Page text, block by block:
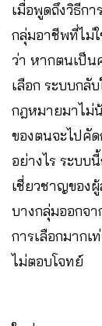
เมื่อพูดถึงวิธีกา
กลุ่มอาชีพที่ไม่
ว่า หากตนเป็น
เลือก ระบบกลั
กฎหมายมาไม่
ของตนจะไปคั
อย่างไร ระบบ
เชี่ยวชาญของ
บางกลุ่มออกจ
การเลือกมากเ
ไม่ตอบโจทย์